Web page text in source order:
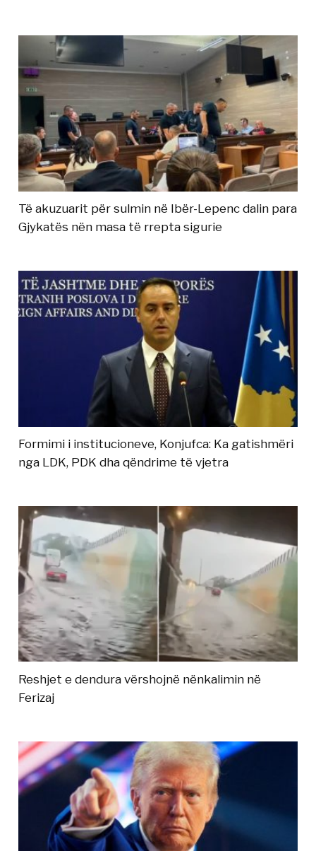
Të akuzuarit për sulmin në Ibër-Lepenc dalin para
Gjykatës nën masa të rrepta sigurie
Formimi i institucioneve, Konjufca: Ka gatishmëri
nga LDK, PDK dha qëndrime të vjetra
Reshjet e dendura vërshojnë nënkalimin në
Ferizaj